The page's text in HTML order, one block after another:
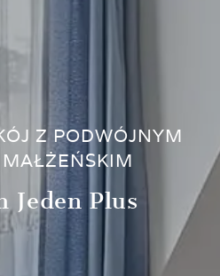
Z PODWÓJNYM
Jeden Plus